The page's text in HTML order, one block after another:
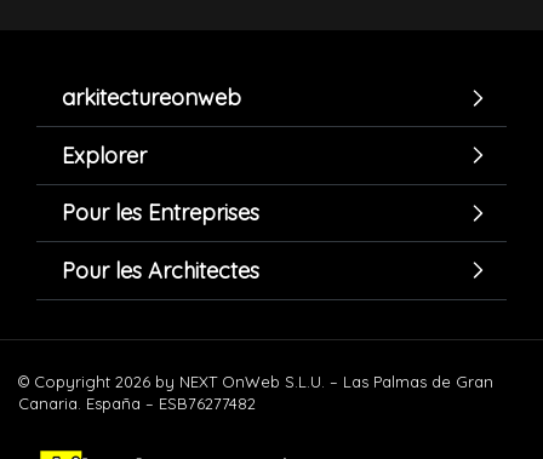
arkitectureonweb
Explorer
Pour les Entreprises
Pour les Architectes
© Copyright 2026 by NEXT OnWeb S.L.U. – Las Palmas de Gran
Canaria. España – ESB76277482